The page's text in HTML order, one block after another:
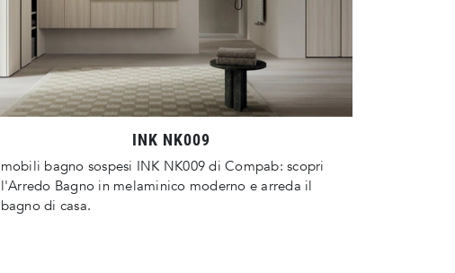
INK NK009
mobili bagno sospesi INK NK009 di Compab: scopri
l'Arredo Bagno in melaminico moderno e arreda il
bagno di casa.